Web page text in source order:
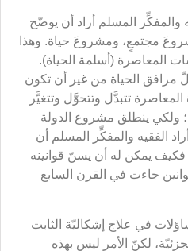
والمفكِّر المسلم أراد أن يوضّح
مجتمعٍ، ومشروعَ حياة. وهذا
المعاصرة (أسلمة الحياة).
الحياة من غير أن تكون
تتبدَّل وتتحوَّل وتتغيَّر
ولكي ينطلق مشروع الدولة
الفقيه والمفكِّر المسلم أن
يمكن له أن يسنّ قوانينه
جاءت في القرن السابع
في علاج إشكاليّة الثابت
لكنّ الأمر ليس بهذه